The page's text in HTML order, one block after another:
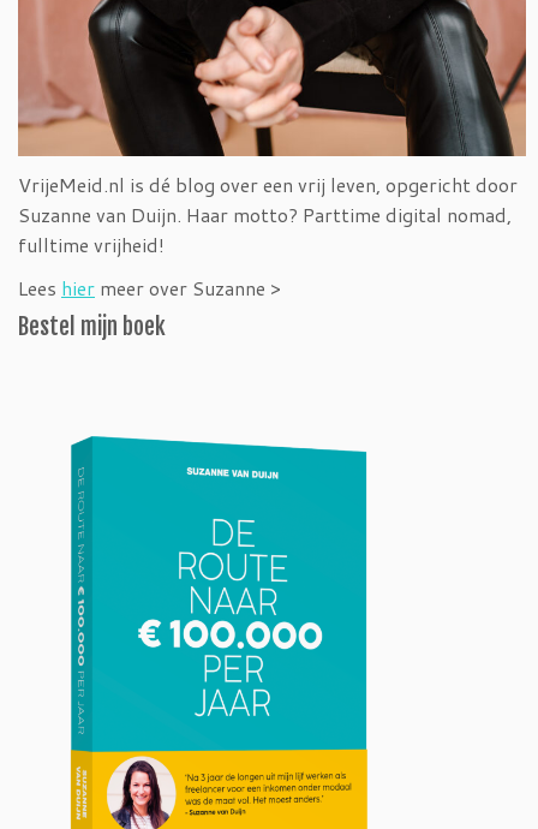
VrijeMeid.nl is dé blog over een vrij leven, opgericht door
Suzanne van Duijn. Haar motto? Parttime digital nomad,
fulltime vrijheid!
Lees hier meer over Suzanne >
Bestel mijn boek